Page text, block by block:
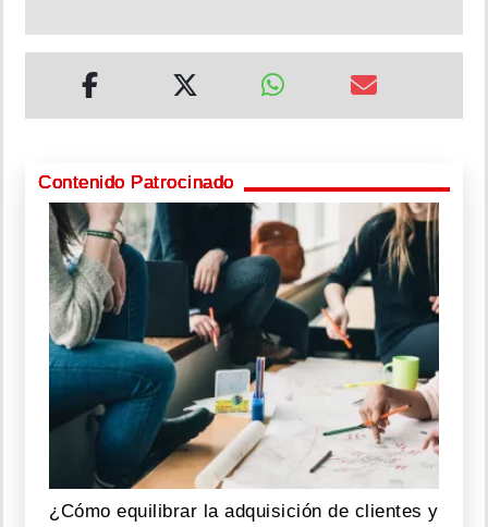
Contenido Patrocinado
¿Cómo equilibrar la adquisición de clientes y